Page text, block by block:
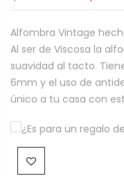
Alfombra Vintage
Al ser de Viscosa la
suavidad al tacto.
6mm y el uso de
único a tu casa con
¿Es para un regalo